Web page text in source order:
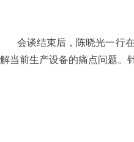
会谈结束后，陈晓光一行
解当前生产设备的痛点问题。